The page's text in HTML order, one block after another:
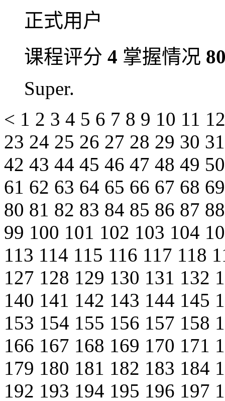
正式用户
课程评分 4 掌握情况
Super.
< 1 2 3 4 5 6 7 8 9 10 11
23 24 25 26 27 28 29 30
42 43 44 45 46 47 48 49
61 62 63 64 65 66 67 68
80 81 82 83 84 85 86 87
99 100 101 102 103 104
113 114 115 116 117 118
127 128 129 130 131 132
140 141 142 143 144 145
153 154 155 156 157 158
166 167 168 169 170 171
179 180 181 182 183 184
192 193 194 195 196 197